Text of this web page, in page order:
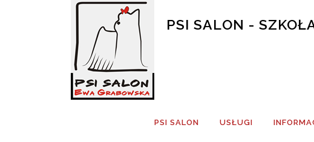
PSI SALON -
PSI SALON USŁUGI